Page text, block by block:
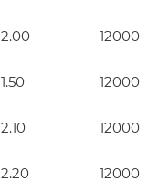
2.00 12000
1.50 12000
2.10 12000
2.20 12000